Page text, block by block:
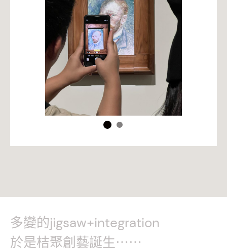
多變的jigsaw+integration
於是桔聚創藝誕生⋯⋯